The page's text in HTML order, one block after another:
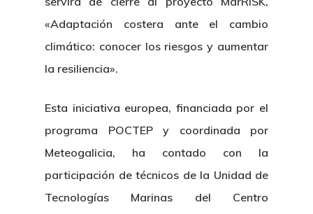
«Adaptación costera ante el cambio
climático: conocer los riesgos y aumentar
la resiliencia».
Esta iniciativa europea, financiada por el
programa POCTEP y coordinada por
Meteogalicia, ha contado con la
participación de técnicos de la Unidad de
Tecnologías Marinas del Centro